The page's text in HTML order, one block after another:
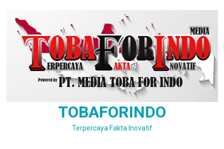
content
TOBAFORINDO
Terpercaya Fakta Inovatif